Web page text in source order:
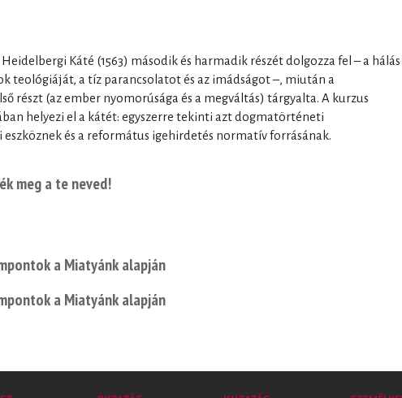
Káté (1563) második és harmadik részét dolgozza fel – a hálás
teológiáját, a tíz parancsolatot és az imádságot –, miután a
részt (az ember nyomorúsága és a megváltás) tárgyalta. A kurzus
helyezi el a kátét: egyszerre tekinti azt dogmatörténeti
és a református igehirdetés normatív forrásának.
meg a te neved!
a Miatyánk alapján
a Miatyánk alapján